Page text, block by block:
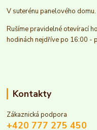
V suterénu panelového
Rušíme pravidelné otevírací
hodinách nejdříve po 16:00 -
Kontakty
Zákaznická podpora
+420 777 275 450